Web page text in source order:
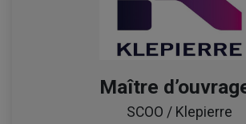
Maître
SCOO / Klepierre